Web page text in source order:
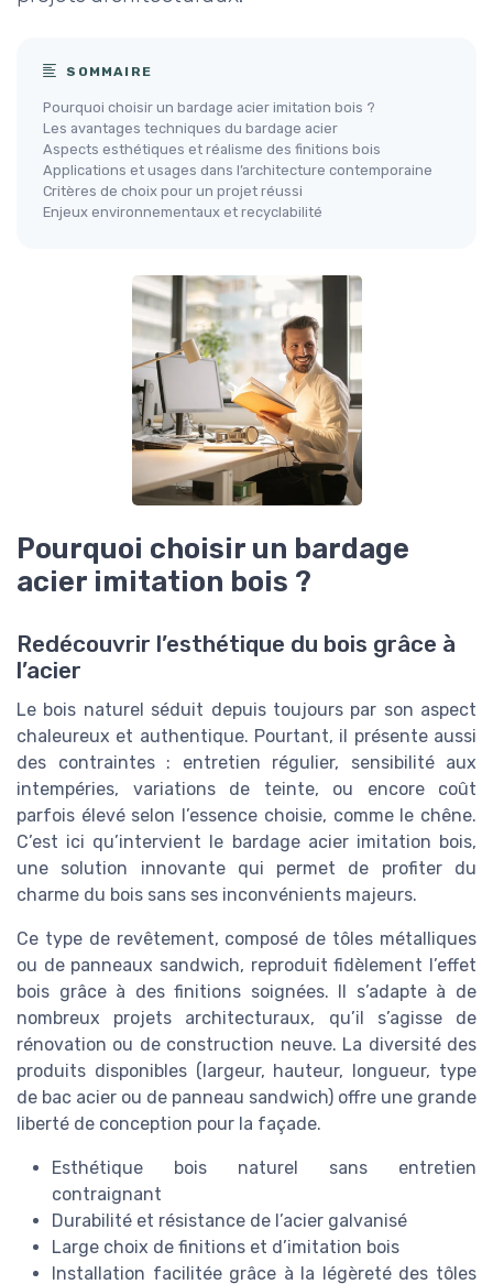
SOMMAIRE
Pourquoi choisir un bardage acier imitation bois ?
Les avantages techniques du bardage acier
Aspects esthétiques et réalisme des finitions bois
Applications et usages dans l’architecture contemporaine
Critères de choix pour un projet réussi
Enjeux environnementaux et recyclabilité
Pourquoi choisir un bardage
acier imitation bois ?
Redécouvrir l’esthétique du bois grâce à
l’acier
Le bois naturel séduit depuis toujours par son aspect
chaleureux et authentique. Pourtant, il présente aussi
des contraintes : entretien régulier, sensibilité aux
intempéries, variations de teinte, ou encore coût
parfois élevé selon l’essence choisie, comme le chêne.
C’est ici qu’intervient le bardage acier imitation bois,
une solution innovante qui permet de profiter du
charme du bois sans ses inconvénients majeurs.
Ce type de revêtement, composé de tôles métalliques
ou de panneaux sandwich, reproduit fidèlement l’effet
bois grâce à des finitions soignées. Il s’adapte à de
nombreux projets architecturaux, qu’il s’agisse de
rénovation ou de construction neuve. La diversité des
produits disponibles (largeur, hauteur, longueur, type
de bac acier ou de panneau sandwich) offre une grande
liberté de conception pour la façade.
Esthétique bois naturel sans entretien
contraignant
Durabilité et résistance de l’acier galvanisé
Large choix de finitions et d’imitation bois
Installation facilitée grâce à la légèreté des tôles